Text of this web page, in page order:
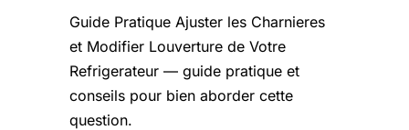
Guide Pratique Ajuster les Charnieres
et Modifier Louverture de Votre
Refrigerateur — guide pratique et
conseils pour bien aborder cette
question.